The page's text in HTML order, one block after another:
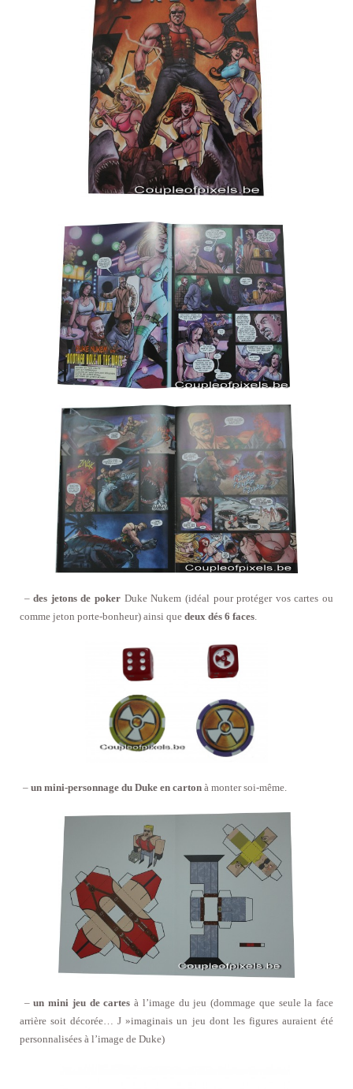
–des jetons de poker Duke Nukem (idéal pour protéger vos cartes ou
comme jeton porte-bonheur) ainsi que deux dés 6 faces
– un mini-personnage du Duke en carton à monter soi-même.
–un mini jeu de cartes à l’image du jeu (dommage que seule la face
arrière soit décorée… J »imaginais un jeu dont les figures auraient été
personnalisées à l’image de Duke)